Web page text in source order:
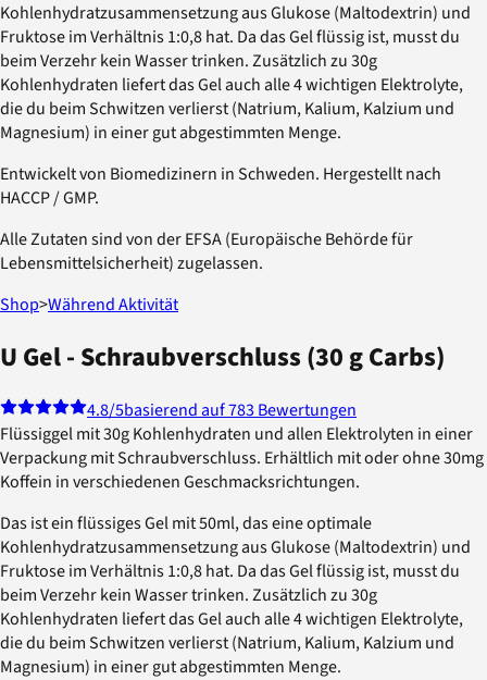
Kohlenhydratzusammensetzung aus Glukose (Maltodextrin) und
Fruktose im Verhältnis 1:0,8 hat. Da das Gel flüssig ist, musst du
beim Verzehr kein Wasser trinken. Zusätzlich zu 30g
Kohlenhydraten liefert das Gel auch alle 4 wichtigen Elektrolyte,
die du beim Schwitzen verlierst (Natrium, Kalium, Kalzium und
Magnesium) in einer gut abgestimmten Menge.
Entwickelt von Biomedizinern in Schweden. Hergestellt nach
HACCP / GMP.
Alle Zutaten sind von der EFSA (Europäische Behörde für
Lebensmittelsicherheit) zugelassen.
Shop>Während Aktivität
U Gel - Schraubverschluss (30 g Carbs)
4.8/5basierend auf 783 Bewertungen
Flüssiggel mit 30g Kohlenhydraten und allen Elektrolyten in einer
Verpackung mit Schraubverschluss. Erhältlich mit oder ohne 30mg
Koffein in verschiedenen Geschmacksrichtungen.
Das ist ein flüssiges Gel mit 50ml, das eine optimale
Kohlenhydratzusammensetzung aus Glukose (Maltodextrin) und
Fruktose im Verhältnis 1:0,8 hat. Da das Gel flüssig ist, musst du
beim Verzehr kein Wasser trinken. Zusätzlich zu 30g
Kohlenhydraten liefert das Gel auch alle 4 wichtigen Elektrolyte,
die du beim Schwitzen verlierst (Natrium, Kalium, Kalzium und
Magnesium) in einer gut abgestimmten Menge.